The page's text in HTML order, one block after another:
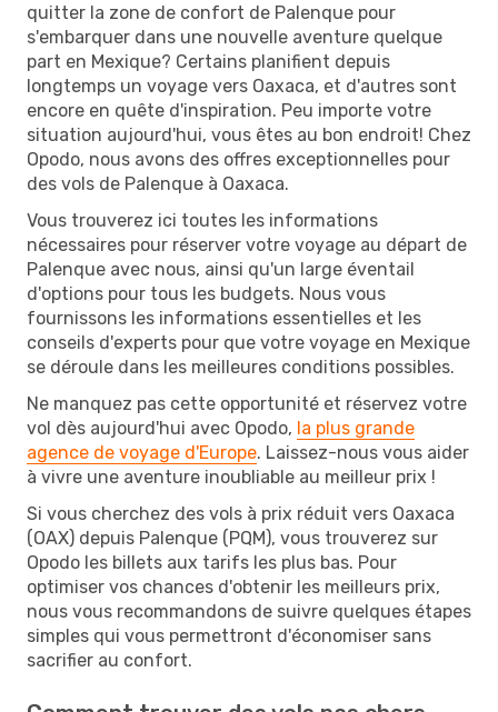
quitter la zone de confort de Palenque pour
s'embarquer dans une nouvelle aventure quelque
part en Mexique? Certains planifient depuis
longtemps un voyage vers Oaxaca, et d'autres sont
encore en quête d'inspiration. Peu importe votre
situation aujourd'hui, vous êtes au bon endroit! Chez
Opodo, nous avons des offres exceptionnelles pour
des vols de Palenque à Oaxaca.
Vous trouverez ici toutes les informations
nécessaires pour réserver votre voyage au départ de
Palenque avec nous, ainsi qu'un large éventail
d'options pour tous les budgets. Nous vous
fournissons les informations essentielles et les
conseils d'experts pour que votre voyage en Mexique
se déroule dans les meilleures conditions possibles.
Ne manquez pas cette opportunité et réservez votre
vol dès aujourd'hui avec Opodo, la plus grande
agence de voyage d'Europe. Laissez-nous vous aider
à vivre une aventure inoubliable au meilleur prix !
Si vous cherchez des vols à prix réduit vers Oaxaca
(OAX) depuis Palenque (PQM), vous trouverez sur
Opodo les billets aux tarifs les plus bas. Pour
optimiser vos chances d'obtenir les meilleurs prix,
nous vous recommandons de suivre quelques étapes
simples qui vous permettront d'économiser sans
sacrifier au confort.